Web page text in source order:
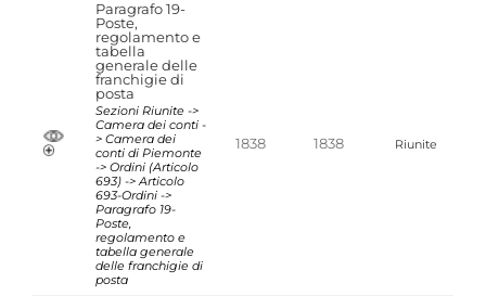
Paragrafo 19-
Poste,
regolamento e
tabella
generale delle
franchigie di
posta
Sezioni Riunite ->
Camera dei conti -
> Camera dei
conti di Piemonte
-> Ordini (Articolo
693) -> Articolo
693-Ordini ->
Paragrafo 19-
Poste,
regolamento e
tabella generale
delle franchigie di
posta
1838 1838 Riunite